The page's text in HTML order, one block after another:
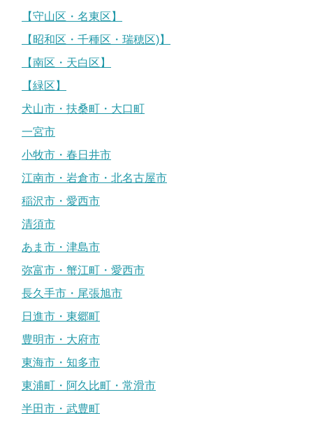
【守山区・名東区】
【昭和区・千種区・瑞穂区)】
【南区・天白区】
【緑区】
犬山市・扶桑町・大口町
一宮市
小牧市・春日井市
江南市・岩倉市・北名古屋市
稲沢市・愛西市
清須市
あま市・津島市
弥富市・蟹江町・愛西市
長久手市・尾張旭市
日進市・東郷町
豊明市・大府市
東海市・知多市
東浦町・阿久比町・常滑市
半田市・武豊町